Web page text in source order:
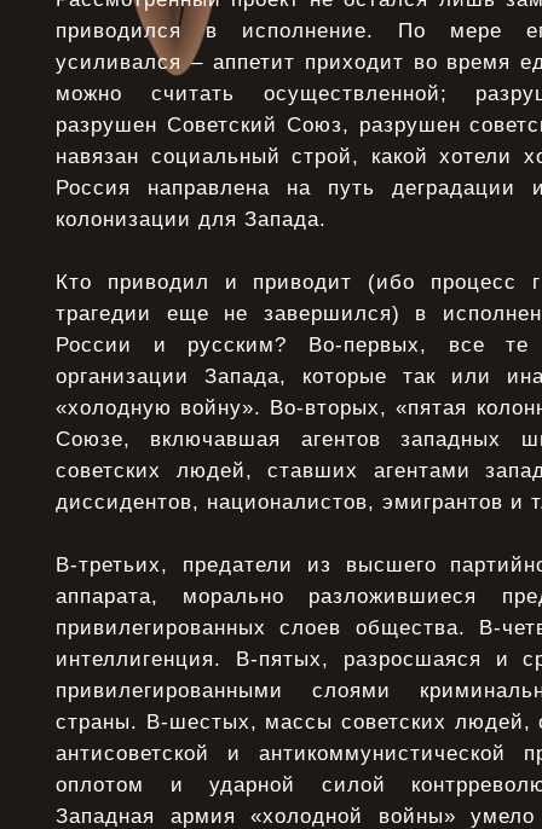
приводился в исполнение. По мере
усиливался – аппетит приходит во время
можно считать осуществленной;
разрушен Советский Союз, разрушен
навязан социальный строй, какой хотели
Россия направлена на путь деградации
колонизации для Запада.
Кто приводил и приводит (ибо процесс
трагедии еще не завершился) в
России и русским? Во-первых, все
организации Запада, которые так или
«холодную войну». Во-вторых, «пятая
Союзе, включавшая агентов западных
советских людей, ставших агентами
диссидентов, националистов, эмигрантов и
В-третьих, предатели из высшего
аппарата, морально разложившиеся
привилегированных слоев общества. В-
интеллигенция. В-пятых, разросшаяся и
привилегированными слоями
страны. В-шестых, массы советских людей,
антисоветской и антикоммунистической
оплотом и ударной силой
Западная армия «холодной войны» умело